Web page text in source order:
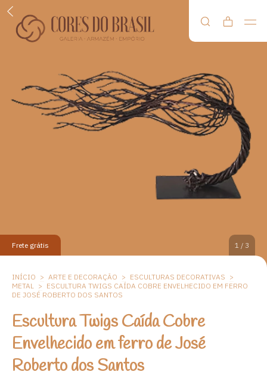
Frete grátis 1 / 3
INÍCIO > ARTE E DECORAÇÃO > ESCULTURAS DECORATIVAS >
METAL > ESCULTURA TWIGS CAÍDA COBRE ENVELHECIDO EM FERRO
DE JOSÉ ROBERTO DOS SANTOS
Escultura Twigs Caída Cobre
Envelhecido em ferro de José
Roberto dos Santos